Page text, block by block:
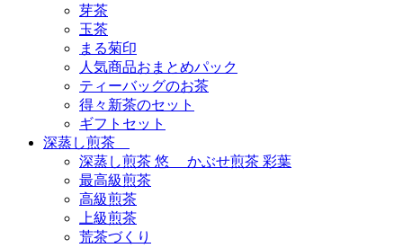
芽茶
玉茶
まる菊印
人気商品おまとめパック
ティーバッグのお茶
得々新茶のセット
ギフトセット
深蒸し煎茶
深蒸し煎茶 悠 かぶせ煎茶 彩葉
最高級煎茶
高級煎茶
上級煎茶
荒茶づくり